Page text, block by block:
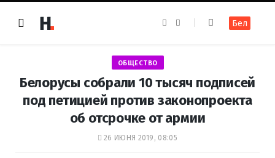
e
k
t
a
m
Бел
ОБЩЕСТВО
Белорусы собрали 10 тысяч подписей
под петицией против законопроекта
об отсрочке от армии
26 ИЮНЯ 2019, 08:05